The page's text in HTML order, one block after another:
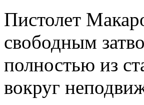
Пистолет
свободным
полностью из
вокруг